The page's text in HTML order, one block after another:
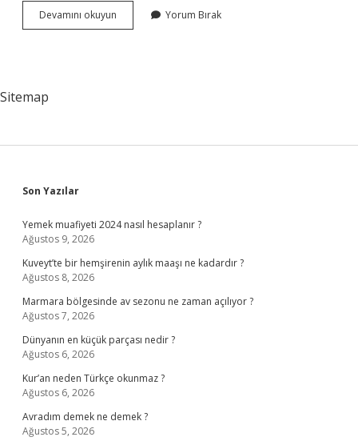
Devamını okuyun
Türkçe
Yorum Bırak
Sitemap
Sidebar
Son Yazılar
Yemek muafiyeti 2024 nasıl hesaplanır ?
Ağustos 9, 2026
Kuveyt’te bir hemşirenin aylık maaşı ne kadardır ?
Ağustos 8, 2026
Marmara bölgesinde av sezonu ne zaman açılıyor ?
Ağustos 7, 2026
Dünyanın en küçük parçası nedir ?
Ağustos 6, 2026
Kur’an neden Türkçe okunmaz ?
Ağustos 6, 2026
Avradım demek ne demek ?
Ağustos 5, 2026